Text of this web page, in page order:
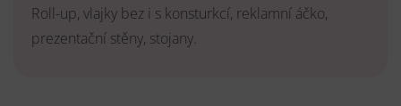
Roll-up, vlajky bez i s konsturkcí, reklamní áčko,
prezentační stěny, stojany.